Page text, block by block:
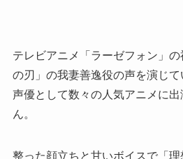
テレビアニメ「ラーゼフォン」
の刃」の我妻善逸役の声を演じて
声優として数々の人気アニメに
ん。
整った顔立ちと甘いボイスで「